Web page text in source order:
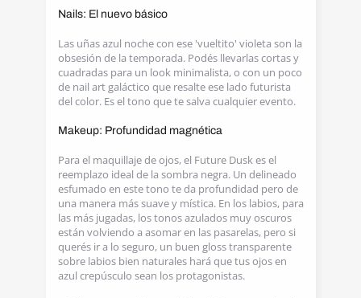
Nails: El nuevo básico
Las uñas azul noche con ese 'vueltito' violeta son la
obsesión de la temporada. Podés llevarlas cortas y
cuadradas para un look minimalista, o con un poco
de nail art galáctico que resalte ese lado futurista
del color. Es el tono que te salva cualquier evento.
Makeup: Profundidad magnética
Para el maquillaje de ojos, el Future Dusk es el
reemplazo ideal de la sombra negra. Un delineado
esfumado en este tono te da profundidad pero de
una manera más suave y mística. En los labios, para
las más jugadas, los tonos azulados muy oscuros
están volviendo a asomar en las pasarelas, pero si
querés ir a lo seguro, un buen gloss transparente
sobre labios bien naturales hará que tus ojos en
azul crepúsculo sean los protagonistas.